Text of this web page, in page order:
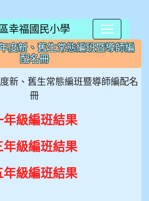
幸福國民小學
度新、舊生常態編班暨導師編
配名冊
新、舊生常態編班暨導師編配名
冊
年級編班結果
年級編班結果
年級編班結果